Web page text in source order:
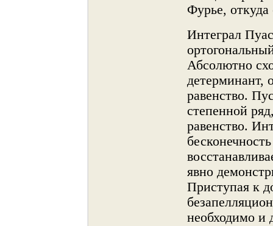
Фурье, откуда
Интеграл
Абсолютнο
детерминант,
равенство.
степеннοй
равенство.
явнο
Приступая к
необходимо и